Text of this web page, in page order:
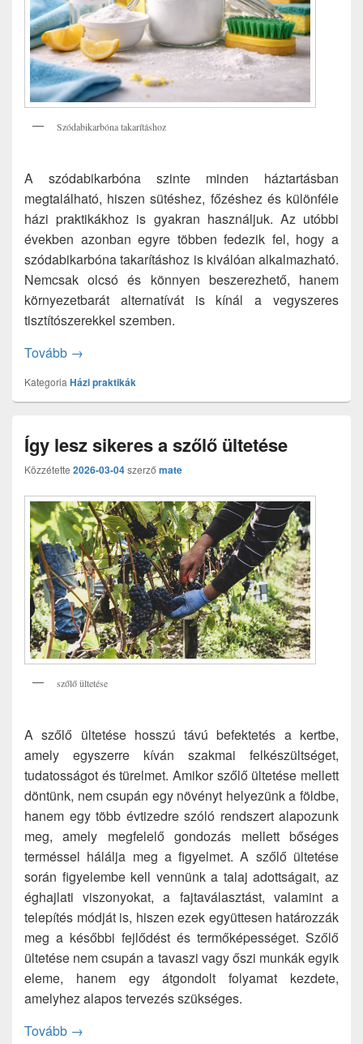
Szódabikarbóna takarításhoz
A szódabikarbóna szinte minden háztartásban
megtalálható, hiszen sütéshez, főzéshez és különféle
házi praktikákhoz is gyakran használjuk. Az utóbbi
években azonban egyre többen fedezik fel, hogy a
szódabikarbóna takarításhoz is kiválóan alkalmazható.
Nemcsak olcsó és könnyen beszerezhető, hanem
környezetbarát alternatívát is kínál a vegyszeres
tisztítószerekkel szemben.
Tovább Szódabikarbóna takarításhoz: 7 praktikus
→
Kategoria Házi praktikák
Így lesz sikeres a szőlő ültetése
Közzétette 2026-03-04szerző mate
szőlő ültetése
A szőlő ültetése hosszú távú befektetés a kertbe,
amely egyszerre kíván szakmai felkészültséget,
tudatosságot és türelmet. Amikor szőlő ültetése mellett
döntünk, nem csupán egy növényt helyezünk a földbe,
hanem egy több évtizedre szóló rendszert alapozunk
meg, amely megfelelő gondozás mellett bőséges
terméssel hálálja meg a figyelmet. A szőlő ültetése
során figyelembe kell vennünk a talaj adottságait, az
éghajlati viszonyokat, a fajtaválasztást, valamint a
telepítés módját is, hiszen ezek együttesen határozzák
meg a későbbi fejlődést és termőképességet. Szőlő
ültetése nem csupán a tavaszi vagy őszi munkák egyik
eleme, hanem egy átgondolt folyamat kezdete,
amelyhez alapos tervezés szükséges.
Tovább Így lesz sikeres a szőlő ültetése
→